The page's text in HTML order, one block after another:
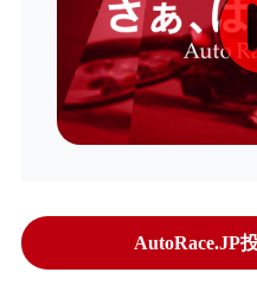
AutoRace.JP